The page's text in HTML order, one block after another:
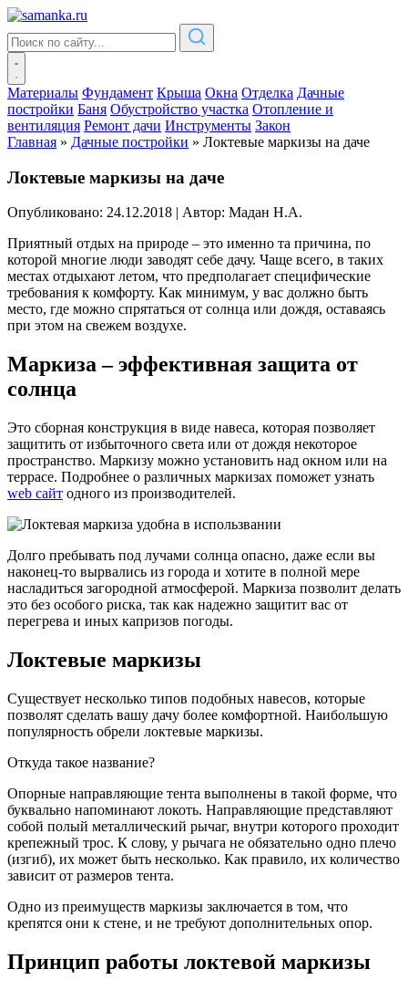
Материалы Фундамент Крыша Окна Отделка Дачные
постройки Баня Обустройство участка Отопление и
вентиляция Ремонт дачи Инструменты Закон
Главная » Дачные постройки » Локтевые маркизы на даче
Локтевые маркизы на даче
Опубликовано: 24.12.2018 | Автор: Мадан Н.А.
Приятный отдых на природе – это именно та причина, по
которой многие люди заводят себе дачу. Чаще всего, в таких
местах отдыхают летом, что предполагает специфические
требования к комфорту. Как минимум, у вас должно быть
место, где можно спрятаться от солнца или дождя, оставаясь
при этом на свежем воздухе.
Маркиза – эффективная защита от
солнца
Это сборная конструкция в виде навеса, которая позволяет
защитить от избыточного света или от дождя некоторое
пространство. Маркизу можно установить над окном или на
террасе. Подробнее о различных маркизах поможет узнать
web сайт одного из производителей.
Долго пребывать под лучами солнца опасно, даже если вы
наконец-то вырвались из города и хотите в полной мере
насладиться загородной атмосферой. Маркиза позволит делать
это без особого риска, так как надежно защитит вас от
перегрева и иных капризов погоды.
Локтевые маркизы
Существует несколько типов подобных навесов, которые
позволят сделать вашу дачу более комфортной. Наибольшую
популярность обрели локтевые маркизы.
Откуда такое название?
Опорные направляющие тента выполнены в такой форме, что
буквально напоминают локоть. Направляющие представляют
собой полый металлический рычаг, внутри которого проходит
крепежный трос. К слову, у рычага не обязательно одно плечо
(изгиб), их может быть несколько. Как правило, их количество
зависит от размеров тента.
Одно из преимуществ маркизы заключается в том, что
крепятся они к стене, и не требуют дополнительных опор.
Принцип работы локтевой маркизы